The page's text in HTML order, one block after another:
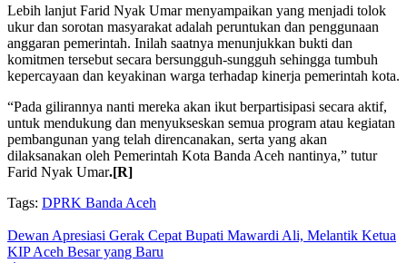
Lebih lanjut Farid Nyak Umar menyampaikan yang menjadi tolok
ukur dan sorotan masyarakat adalah peruntukan dan penggunaan
anggaran pemerintah. Inilah saatnya menunjukkan bukti dan
komitmen tersebut secara bersungguh-sungguh sehingga tumbuh
kepercayaan dan keyakinan warga terhadap kinerja pemerintah kota.
“Pada gilirannya nanti mereka akan ikut berpartisipasi secara aktif,
untuk mendukung dan menyukseskan semua program atau kegiatan
pembangunan yang telah direncanakan, serta yang akan
dilaksanakan oleh Pemerintah Kota Banda Aceh nantinya,” tutur
Farid Nyak Umar.[R]
Tags: DPRK Banda Aceh
Dewan Apresiasi Gerak Cepat Bupati Mawardi Ali, Melantik Ketua
KIP Aceh Besar yang Baru